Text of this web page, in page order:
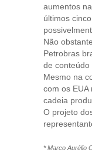
aumentos
últimos
Não
Petrobras
de conteúdo
Mesmo na
com os
cadeia
O projeto
* Marco Aurélio